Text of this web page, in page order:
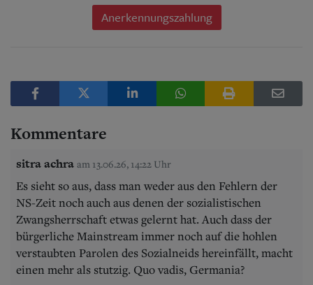
Anerkennungszahlung
Kommentare
sitra achra am 13.06.26, 14:22 Uhr
Es sieht so aus, dass man weder aus den Fehlern der
NS-Zeit noch auch aus denen der sozialistischen
Zwangsherrschaft etwas gelernt hat. Auch dass der
bürgerliche Mainstream immer noch auf die hohlen
verstaubten Parolen des Sozialneids hereinfällt, macht
einen mehr als stutzig. Quo vadis, Germania?